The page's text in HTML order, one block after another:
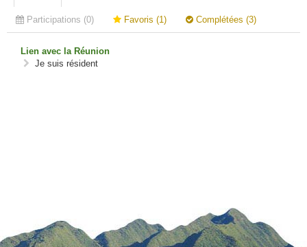
Participations (0) Favoris (1) Complétées (3)
Lien avec la Réunion
Je suis résident